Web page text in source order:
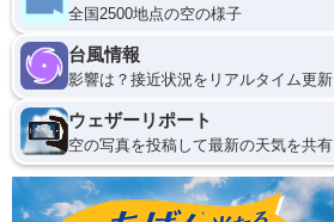
全国2500地点の空の様子
台風情報
影響は？接近状況をリアルタイム更新
ウェザーリポート
空の写真を投稿して最新の天気を共有